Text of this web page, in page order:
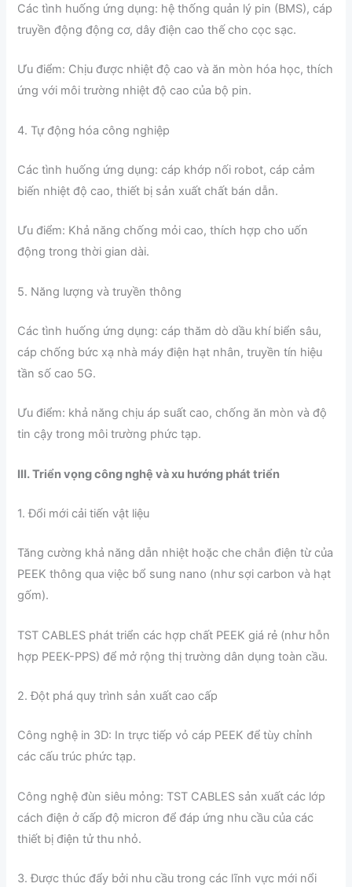
Các tình huống ứng dụng: hệ thống quản lý pin (BMS), cáp
truyền động động cơ, dây điện cao thế cho cọc sạc.
Ưu điểm: Chịu được nhiệt độ cao và ăn mòn hóa học, thích
ứng với môi trường nhiệt độ cao của bộ pin.
4. Tự động hóa công nghiệp
Các tình huống ứng dụng: cáp khớp nối robot, cáp cảm
biến nhiệt độ cao, thiết bị sản xuất chất bán dẫn.
Ưu điểm: Khả năng chống mỏi cao, thích hợp cho uốn
động trong thời gian dài.
5. Năng lượng và truyền thông
Các tình huống ứng dụng: cáp thăm dò dầu khí biển sâu,
cáp chống bức xạ nhà máy điện hạt nhân, truyền tín hiệu
tần số cao 5G.
Ưu điểm: khả năng chịu áp suất cao, chống ăn mòn và độ
tin cậy trong môi trường phức tạp.
III. Triển vọng công nghệ và xu hướng phát triển
1. Đổi mới cải tiến vật liệu
Tăng cường khả năng dẫn nhiệt hoặc che chắn điện từ của
PEEK thông qua việc bổ sung nano (như sợi carbon và hạt
gốm).
TST CABLES phát triển các hợp chất PEEK giá rẻ (như hỗn
hợp PEEK-PPS) để mở rộng thị trường dân dụng toàn cầu.
2. Đột phá quy trình sản xuất cao cấp
Công nghệ in 3D: In trực tiếp vỏ cáp PEEK để tùy chỉnh
các cấu trúc phức tạp.
Công nghệ đùn siêu mỏng: TST CABLES sản xuất các lớp
cách điện ở cấp độ micron để đáp ứng nhu cầu của các
thiết bị điện tử thu nhỏ.
3. Được thúc đẩy bởi nhu cầu trong các lĩnh vực mới nổi